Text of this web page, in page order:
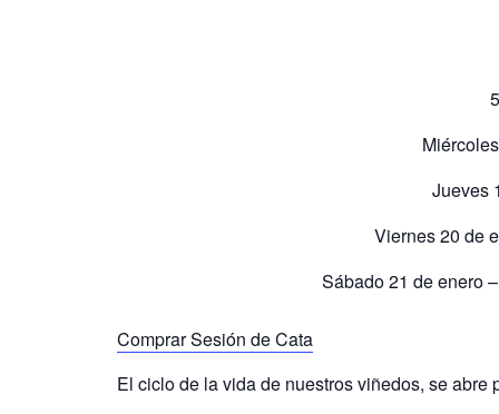
Jueves
Viernes 20 de
Sábado 21 de enero
Comprar Sesión de Cata
El ciclo de la vida de nuestros viñedos, se